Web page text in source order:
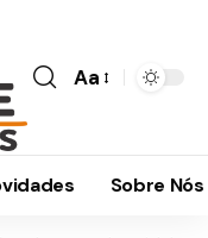
Aa
Sobre Nós